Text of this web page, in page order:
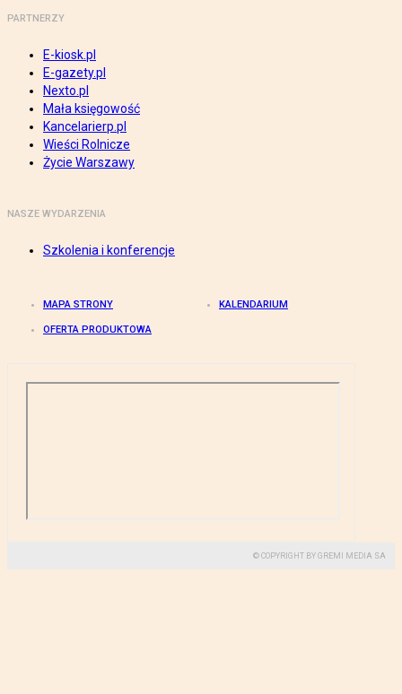
PARTNERZY
E-kiosk.pl
E-gazety.pl
Nexto.pl
Mała księgowość
Kancelarierp.pl
Wieści Rolnicze
Życie Warszawy
NASZE WYDARZENIA
Szkolenia i konferencje
MAPA STRONY KALENDARIUM
OFERTA PRODUKTOWA
© COPYRIGHT BY GREMI MEDIA SA